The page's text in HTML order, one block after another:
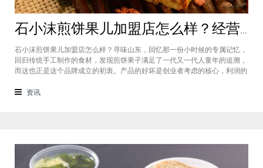
石小沫煎饼果儿加盟店怎么样？经营煎饼果子店利润如何
石小沫煎饼果儿加盟店怎么样？寻味山东，回忆那一份小时候的专属记忆，
回归传统手工制作的食材，发现煎饼果子满足了一代又一代人童年的追溯，
而这也正是这个品牌成立的初衷。产品的好坏是创业者考虑的核心，利润的
儿加盟怎么样？适不适合加盟？能赚钱吗？下面小编将为大家解答这些问
资讯